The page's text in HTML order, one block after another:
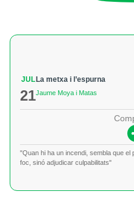
JUL
21
La metxa i l’espurna
Jaume Moya i Matas
"Quan hi ha un incendi, sembla que
foc, sinó adjudicar culpabilitats"